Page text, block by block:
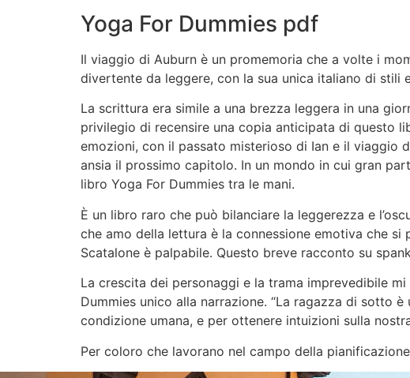
Yoga For Dummies pdf
Il viaggio di Auburn è un promemoria che a volte i
divertente da leggere, con la sua unica italiano di stili
La scrittura era simile a una brezza leggera in una
privilegio di recensire una copia anticipata di questo
emozioni, con il passato misterioso di Ian e il
ansia il prossimo capitolo. In un mondo in cui gran
libro Yoga For Dummies tra le mani.
È un libro raro che può bilanciare la leggerezza e
che amo della lettura è la connessione emotiva che
Scatalone è palpabile. Questo breve racconto su
La crescita dei personaggi e la trama imprevedibile
Dummies unico alla narrazione. “La ragazza di sotto
condizione umana, e per ottenere intuizioni sulla
Per coloro che lavorano nel campo della